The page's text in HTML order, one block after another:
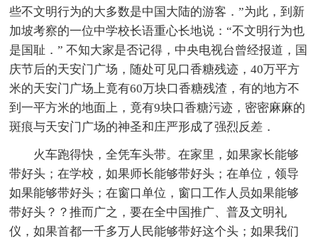
些不文明行为的大多数是中国大陆的游客．”为此，到新
加坡考察的一位中学校长语重心长地说：“不文明行为也
是国耻．” 不知大家是否记得，中央电视台曾经报道，国
庆节后的天安门广场，随处可见口香糖残迹，40万平方
米的天安门广场上竟有60万块口香糖残渣，有的地方不
到一平方米的地面上，竟有9块口香糖污迹，密密麻麻的
斑痕与天安门广场的神圣和庄严形成了强烈反差．
火车跑得快，全凭车头带。在家里，如果家长能够
带好头；在学校，如果师长能够带好头；在单位，领导
如果能够带好头；在窗口单位，窗口工作人员如果能够
带好头？？推而广之，要在全中国推广、普及文明礼
仪，如果首都一千多万人民能够带好这个头；如果我们